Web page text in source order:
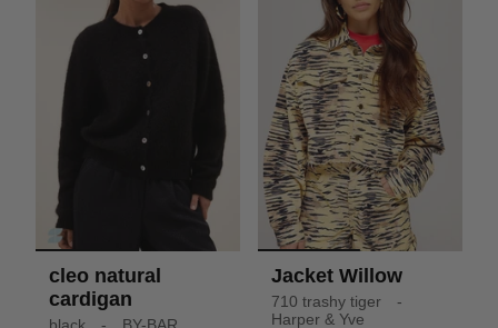
cleo natural
cardigan
Jacket Willow
710 trashy tiger -
Harper & Yve